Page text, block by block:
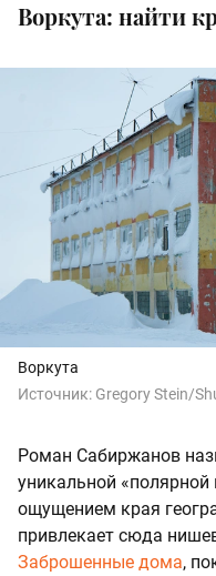
Воркута: найти
Воркута
Источник: Gregory Stein/
Роман Сабиржанов
уникальной «полярной
ощущением края
привлекает сюда
Заброшенные дома,